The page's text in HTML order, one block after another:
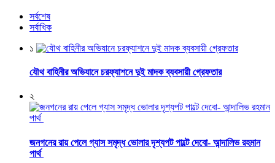
সর্বশেষ
সর্বাধিক
১
যৌথ বাহিনীর অভিযানে চরফ্যাশনে দুই মাদক ব্যবসায়ী গ্রেফতার
২
জনগনের রায় পেলে গ্যাস সমৃদ্ধ ভোলার দৃশ্যপট পাল্টে দেবো- আন্দালিভ রহমান
পার্থ